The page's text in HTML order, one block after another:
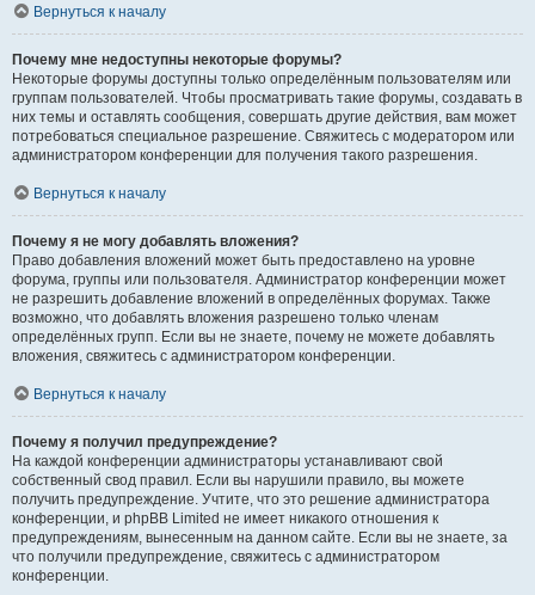
Вернуться к началу
Почему мне недоступны некоторые форумы?
Некоторые форумы доступны только определённым пользователям или
группам пользователей. Чтобы просматривать такие форумы, создавать в
них темы и оставлять сообщения, совершать другие действия, вам может
потребоваться специальное разрешение. Свяжитесь с модератором или
администратором конференции для получения такого разрешения.
Вернуться к началу
Почему я не могу добавлять вложения?
Право добавления вложений может быть предоставлено на уровне
форума, группы или пользователя. Администратор конференции может
не разрешить добавление вложений в определённых форумах. Также
возможно, что добавлять вложения разрешено только членам
определённых групп. Если вы не знаете, почему не можете добавлять
вложения, свяжитесь с администратором конференции.
Вернуться к началу
Почему я получил предупреждение?
На каждой конференции администраторы устанавливают свой
собственный свод правил. Если вы нарушили правило, вы можете
получить предупреждение. Учтите, что это решение администратора
конференции, и phpBB Limited не имеет никакого отношения к
предупреждениям, вынесенным на данном сайте. Если вы не знаете, за
что получили предупреждение, свяжитесь с администратором
конференции.